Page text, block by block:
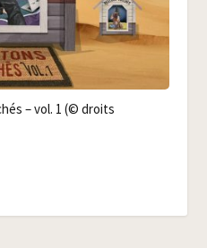
– vol. 1 (© droits